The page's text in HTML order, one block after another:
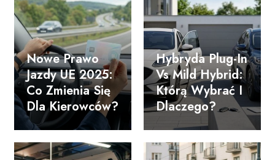
Nowe Prawo
Jazdy UE 2025:
Co Zmienia Się
Dla Kierowców?
Hybryda Plug-In
Vs Mild Hybrid:
Którą Wybrać I
Dlaczego?